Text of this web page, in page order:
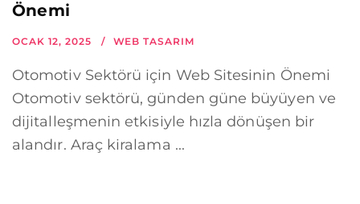
Önemi
OCAK 12, 2025 WEB TASARIM
Otomotiv Sektörü için Web Sitesinin Önemi
Otomotiv sektörü, günden güne büyüyen ve
dijitalleşmenin etkisiyle hızla dönüşen bir
alandır. Araç kiralama ...